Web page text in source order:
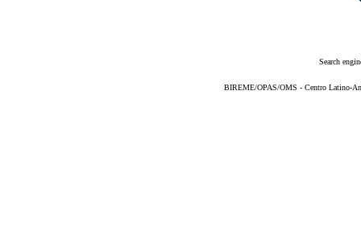
Search
BIREME/OPAS/OMS - Centro Latino-